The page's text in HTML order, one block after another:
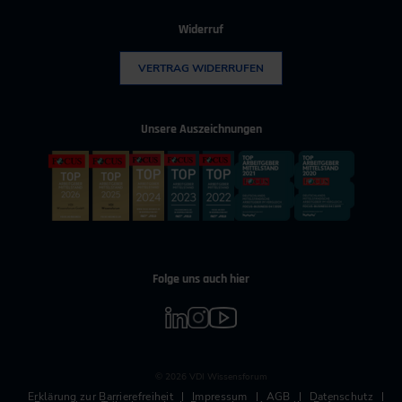
Widerruf
VERTRAG WIDERRUFEN
Unsere Auszeichnungen
Folge uns auch hier
© 2026 VDI Wissensforum
Erklärung zur Barrierefreiheit Impressum AGB Datenschutz